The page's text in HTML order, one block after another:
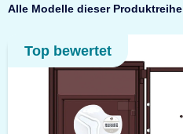
Alle Modelle dieser Produktreihe
Top bewertet